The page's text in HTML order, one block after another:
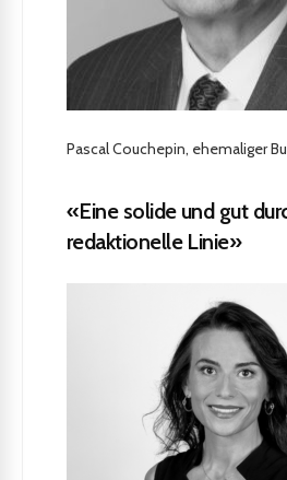
Pascal Couchepin, ehemaliger
«Eine solide und gut
redaktionelle Linie»